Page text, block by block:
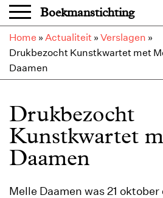
Overslaan en naar de inhoud
Boekmanstichting
Home » Actualiteit » Verslagen »
Drukbezocht Kunstkwartet met
Daamen
Drukbezocht
Kunstkwartet
Daamen
Melle Daamen was 21